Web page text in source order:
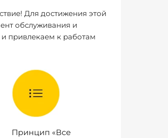
Для достижения этой
обслуживания и
привлекаем к работам
Принцип «Все